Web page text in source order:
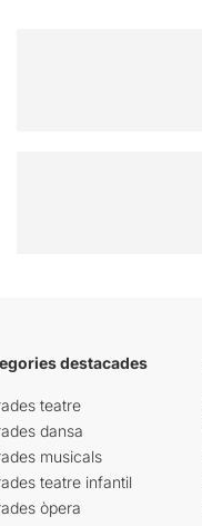
destacades
teatre
dansa
musicals
teatre infantil
òpera